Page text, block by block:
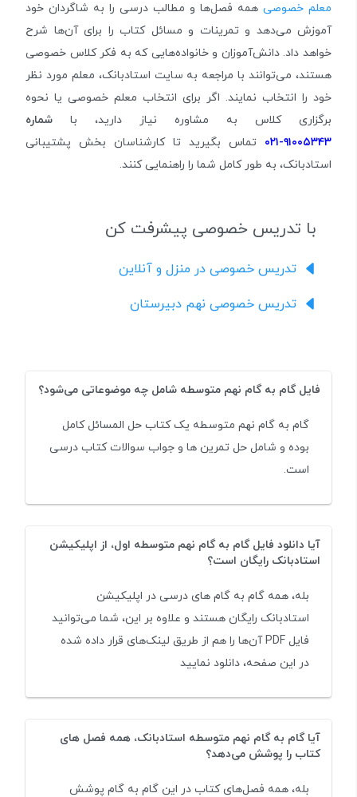
معلم خصوصی همه فصل‌ها و مطالب درسی را به شاگردان خود
آموزش می‌دهد و تمرینات و مسائل کتاب را برای آن‌ها شرح
خواهد داد. دانش‌آموزان و خانواده‌هایی که به فکر کلاس خصوصی
هستند، می‌توانند با مراجعه به سایت استادبانک، معلم مورد نظر
خود را انتخاب نمایند. اگر برای انتخاب معلم خصوصی یا نحوه
برگزاری کلاس به مشاوره نیاز دارید، با شماره
۹۱۰۰۵۳۴۳-۰۲۱
تماس بگیرید تا کارشناسان بخش پشتیبانی
استادبانک، به طور کامل شما را راهنمایی کنند.
با تدریس خصوصی پیشرفت کن
تدریس خصوصی در منزل و آنلاین
تدریس خصوصی نهم دبیرستان
فایل گام به گام نهم متوسطه شامل چه موضوعاتی می‌شود؟
گام به گام نهم متوسطه یک کتاب حل المسائل کامل
بوده و شامل حل تمرین ها و جواب سوالات کتاب درسی
است.
آیا دانلود فایل گام به گام نهم متوسطه اول، از اپلیکیشن
استادبانک رایگان است؟
بله، همه گام به گام های درسی در اپلیکیشن
استادبانک رایگان هستند و علاوه بر این، شما می‌توانید
فایل PDF آن‌ها را هم از طریق لینک‌های قرار داده شده
در این صفحه، دانلود نمایید
آیا گام به گام نهم متوسطه استادبانک، همه فصل های
کتاب را پوشش می‌دهد؟
بله، همه فصل‌های کتاب در این گام به گام پوشش